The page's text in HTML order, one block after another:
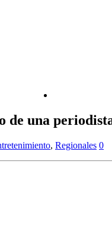
de una
, Regionales 0